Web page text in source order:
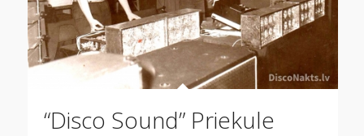
“Disco Sound” Priekule